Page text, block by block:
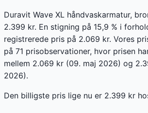
Duravit Wave XL håndvaskarmatur,
2.399 kr. En stigning på 15,9 % i
registrerede pris på 2.069 kr. Vores
på 71 prisobservationer, hvor prisen
mellem 2.069 kr (09. maj 2026) og
2026).
Den billigste pris lige nu er 2.399 kr